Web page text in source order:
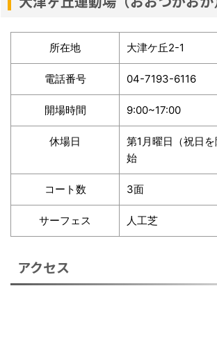
所在地 大津ケ丘2-1
電話番号 04-7193-6116
開場時間 9:00~17:00
休場日
第1月曜日（祝日
始
コート数 3面
サーフェス 人工芝
アクセス